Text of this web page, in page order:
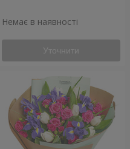
Немає в наявності
Уточнити